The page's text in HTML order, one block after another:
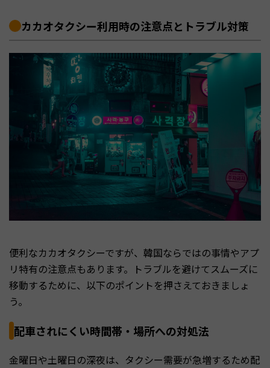
カカオタクシー利用時の注意点とトラブル対策
便利なカカオタクシーですが、韓国ならではの事情やアプ
リ特有の注意点もあります。トラブルを避けてスムーズに
移動するために、以下のポイントを押さえておきましょ
う。
配車されにくい時間帯・場所への対処法
金曜日や土曜日の深夜は、タクシー需要が急増するため配